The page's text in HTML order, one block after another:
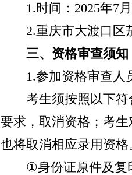
1.时间 ： 2025年7月
2.重庆市大渡口区
三、 资格审查须知
1.参加资格审查人
考生须按照以下
要求，取消资格；考
也将取消相应录用资格
①身份证原件及复